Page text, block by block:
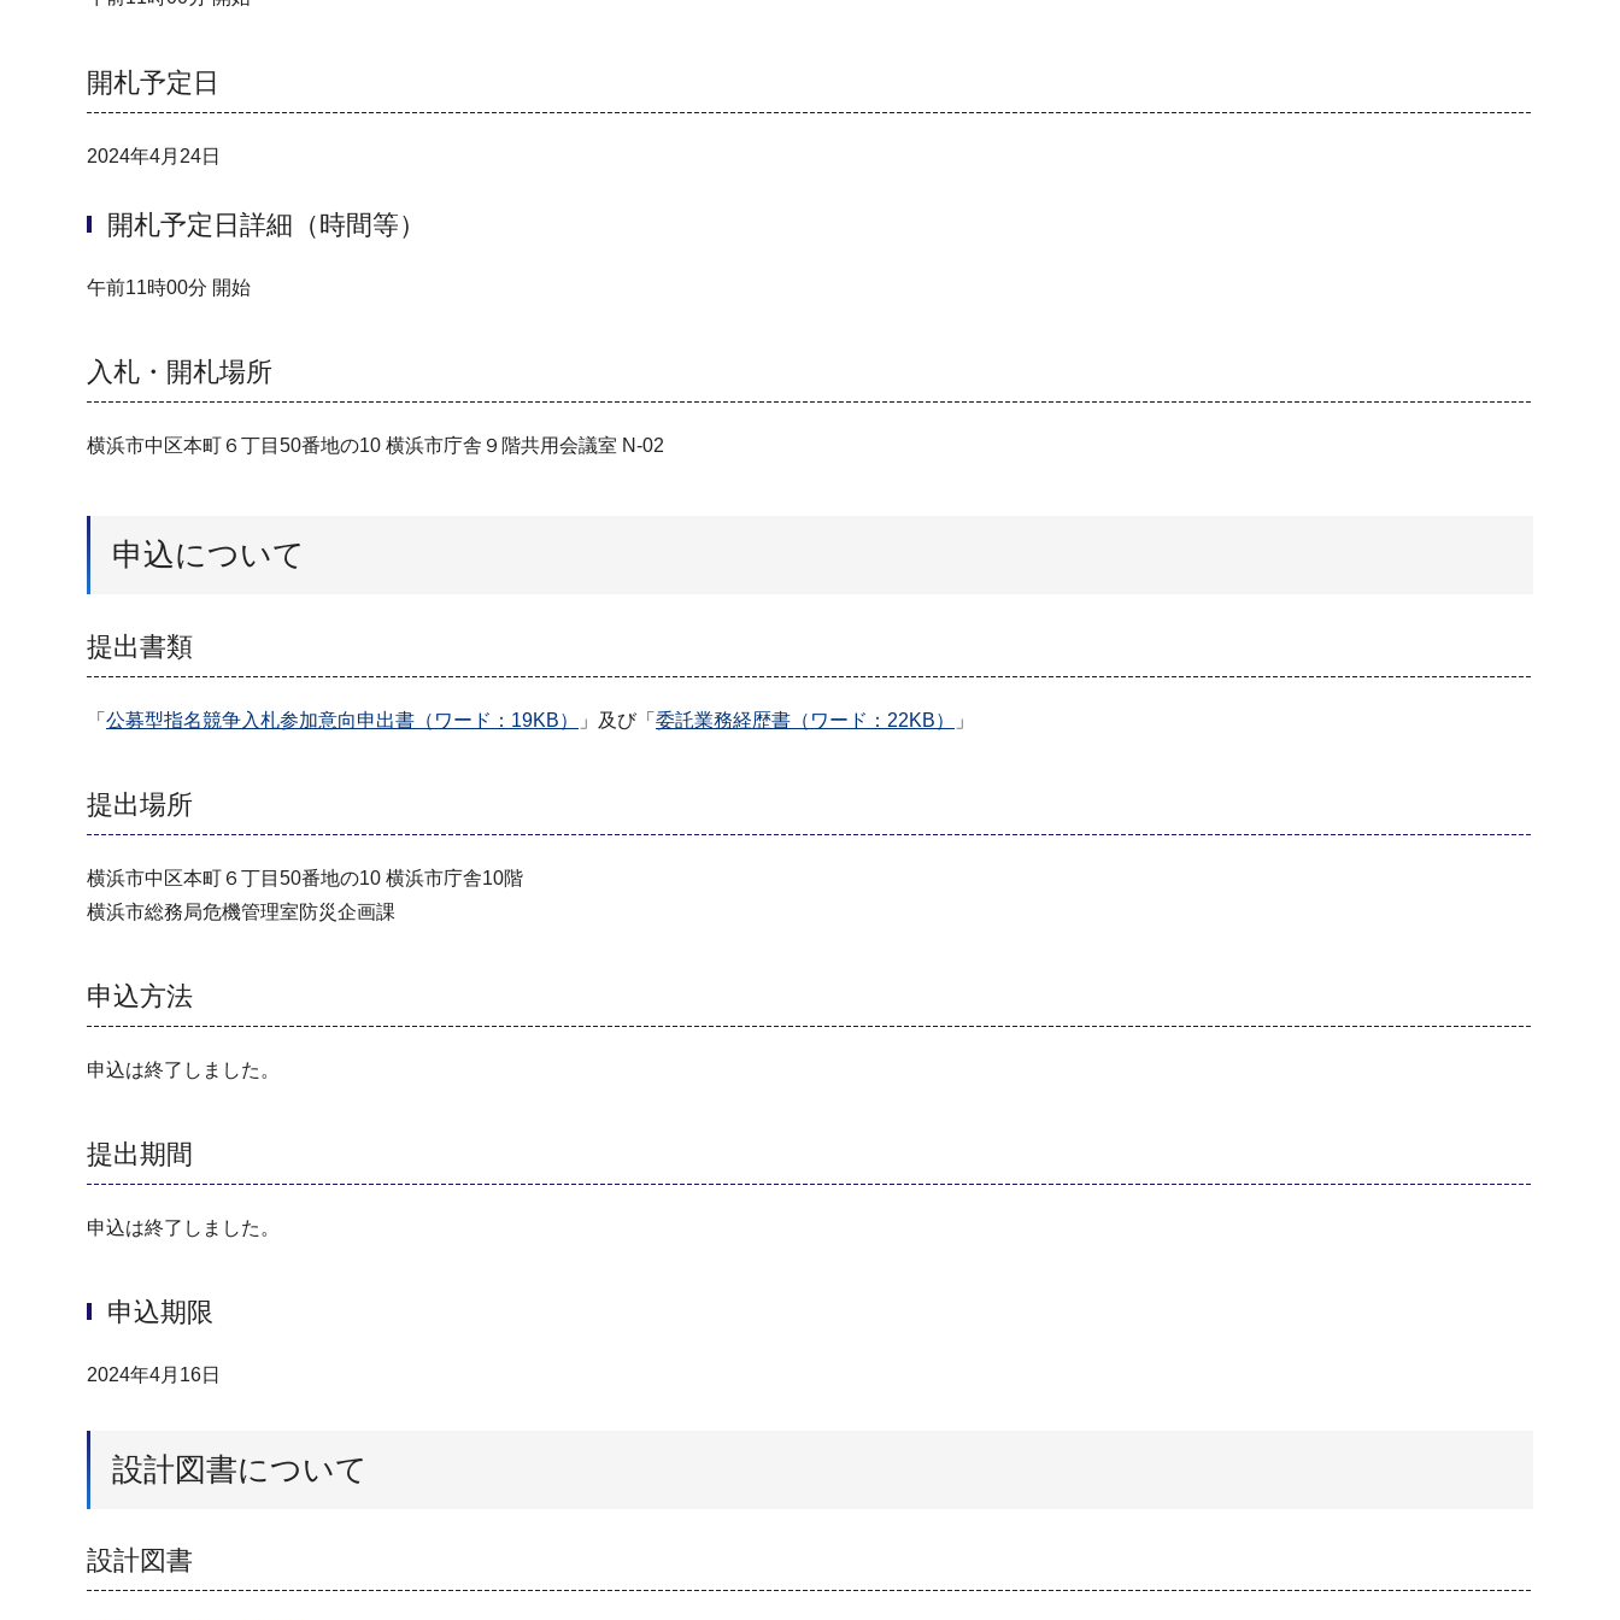
開札予定日
2024年4月24日
開札予定日詳細（時間等）
午前11時00分 開始
入札・開札場所
横浜市中区本町６丁目50番地の10 横浜市庁舎９階共用会議室 N-02
申込について
提出書類
「 公募型指名競争入札参加意向申出書（ワード：19KB） 」及び「 委託業務経歴書（ワード：22KB） 」
提出場所
横浜市中区本町６丁目50番地の10 横浜市庁舎10階
横浜市総務局危機管理室防災企画課
申込方法
申込は終了しました。
提出期間
申込は終了しました。
申込期限
2024年4月16日
設計図書について
設計図書